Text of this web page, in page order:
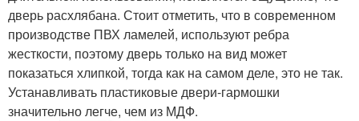
дверь расхлябана. Стоит отметить, что в современном
производстве ПВХ ламелей, используют ребра
жесткости, поэтому дверь только на вид может
показаться хлипкой, тогда как на самом деле, это не так.
Устанавливать пластиковые двери-гармошки
значительно легче, чем из МДФ.